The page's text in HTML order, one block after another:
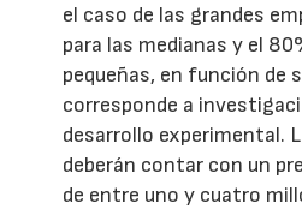
el caso de las grandes
para las medianas y el
pequeñas, en función de
corresponde a
desarrollo experimental.
deberán contar con un
de entre uno y cuatro